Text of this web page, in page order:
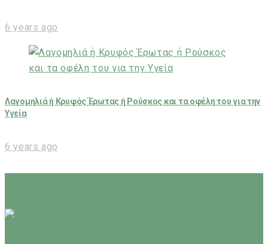
6 years ago
Λαγομηλιά ή Κρυφός Έρωτας ή Ρούσκος και τα οφέλη του για την
Υγεία
6 years ago